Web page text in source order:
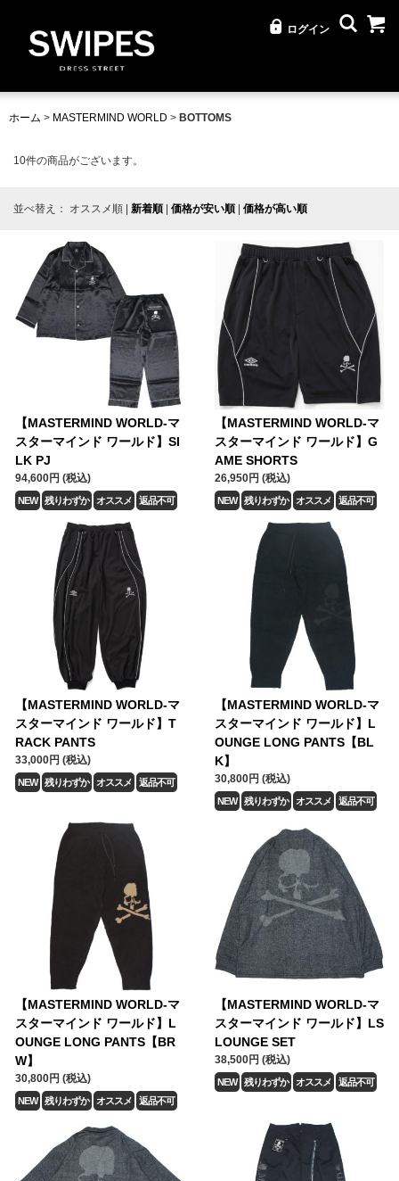
ログイン
ホーム > MASTERMIND WORLD > BOTTOMS
10件の商品がございます。
並べ替え： オススメ順 | 新着順 | 価格が安い順 | 価格が高い順
【MASTERMIND WORLD-マ
スターマインド ワールド】SI
LK PJ
94,600円 (税込)
NEW 残りわずか オススメ 返品不可
【MASTERMIND WORLD-マ
スターマインド ワールド】G
AME SHORTS
26,950円 (税込)
NEW 残りわずか オススメ 返品不可
【MASTERMIND WORLD-マ
スターマインド ワールド】T
RACK PANTS
33,000円 (税込)
NEW 残りわずか オススメ 返品不可
【MASTERMIND WORLD-マ
スターマインド ワールド】L
OUNGE LONG PANTS【BL
K】
30,800円 (税込)
NEW 残りわずか オススメ 返品不可
【MASTERMIND WORLD-マ
スターマインド ワールド】L
OUNGE LONG PANTS【BR
W】
30,800円 (税込)
NEW 残りわずか オススメ 返品不可
【MASTERMIND WORLD-マ
スターマインド ワールド】LS
LOUNGE SET
38,500円 (税込)
NEW 残りわずか オススメ 返品不可